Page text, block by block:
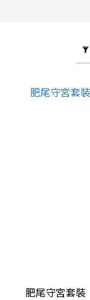
肥尾守宮套裝